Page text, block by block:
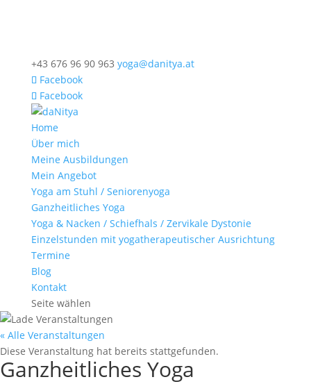
+43 676 96 90 963 yoga@danitya.at
Facebook
Facebook
Home
Über mich
Meine Ausbildungen
Mein Angebot
Yoga am Stuhl / Seniorenyoga
Ganzheitliches Yoga
Yoga & Nacken / Schiefhals / Zervikale Dystonie
Einzelstunden mit yogatherapeutischer Ausrichtung
Termine
Blog
Kontakt
Seite wählen
« Alle Veranstaltungen
Diese Veranstaltung hat bereits stattgefunden.
Ganzheitliches Yoga